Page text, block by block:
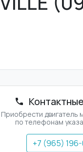
Приобрести двигатель
по телефонам
+7 (965)